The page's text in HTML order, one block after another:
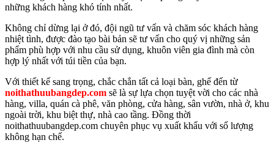
những khách hàng khó tính nhất.
Không chỉ dừng lại ở đó, đội ngũ tư vấn và chăm sóc khách hàng
nhiệt tình, được đào tạo bài bản sẽ tư vấn cho quý vị những sản
phẩm phù hợp với nhu cầu sử dụng, khuôn viên gia đình mà còn
hợp lý nhất với túi tiền của bạn.
Với thiết kế sang trọng, chắc chắn tất cả loại bàn, ghế đến từ
noithathuubangdep.com sẽ là sự lựa chọn tuyệt vời cho các nhà
hàng, villa, quán cà phê, văn phòng, cửa hàng, sân vườn, nhà ở, khu
ngoài trời, khu biệt thự, nhà cao tầng. Đồng thời
noithathuubangdep.com chuyên phục vụ xuất khẩu với số lượng
không hạn chế.